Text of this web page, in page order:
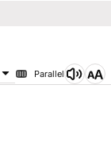
Parallel